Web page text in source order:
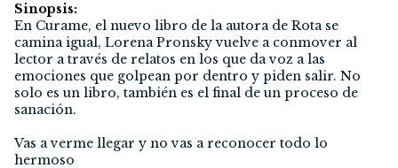
Sinopsis:
En Curame, el nuevo libro de la autora de Rota se
camina igual, Lorena Pronsky vuelve a conmover al
lector a través de relatos en los que da voz a las
emociones que golpean por dentro y piden salir. No
solo es un libro, también es el final de un proceso de
sanación.
Vas a verme llegar y no vas a reconocer todo lo
hermoso